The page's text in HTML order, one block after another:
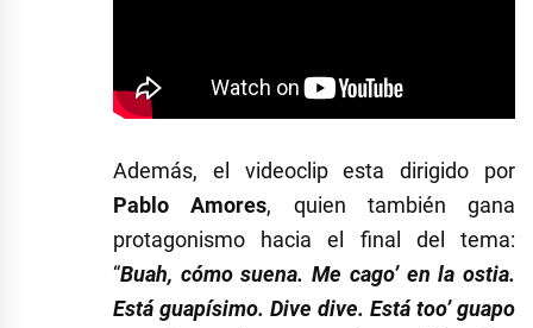
Además, el videoclip esta dirigido por
Pablo Amores, quien también gana
protagonismo hacia el final del tema:
“Buah, cómo suena. Me cago’ en la ostia.
Está guapísimo. Dive dive. Está too’ guapo